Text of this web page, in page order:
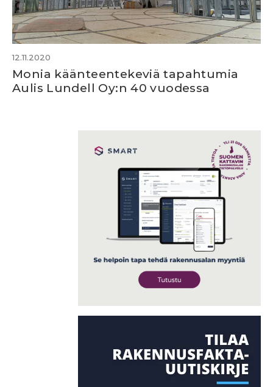
12.11.2020
Monia käänteentekeviä tapahtumia
Aulis Lundell Oy:n 40 vuodessa